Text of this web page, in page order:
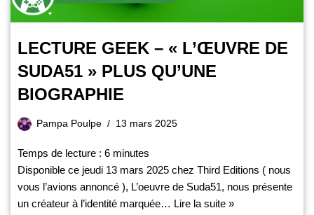
LECTURE GEEK – « L’ŒUVRE DE
SUDA51 » PLUS QU’UNE
BIOGRAPHIE
Pampa Poulpe 13 mars 2025
Temps de lecture : 6 minutes
Disponible ce jeudi 13 mars 2025 chez Third Editions ( nous
vous l’avions annoncé ), L’oeuvre de Suda51, nous présente
un créateur à l’identité marquée… Lire la suite »